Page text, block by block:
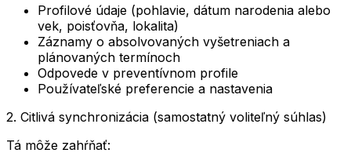
Profilové údaje (pohlavie, dátum narodenia alebo
vek, poisťovňa, lokalita)
Záznamy o absolvovaných vyšetreniach a
plánovaných termínoch
Odpovede v preventívnom profile
Používateľské preferencie a nastavenia
2. Citlivá synchronizácia (samostatný voliteľný súhlas)
Tá môže zahŕňať: